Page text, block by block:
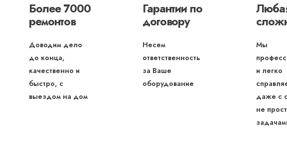
Более 7000
ремонтов
Доводим дело
до конца,
качественно и
быстро, с
выездом на дом
Гарантии по
договору
Несем
ответственность
за Ваше
оборудование
Мы
и легко
даже с
не